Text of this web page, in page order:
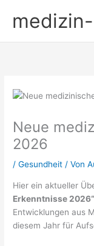
Inhalt
Neue
2026
/Gesundheit / Von
Hier ein aktueller
Erkenntnisse 2026“
Entwicklungen aus
diesem Jahr für